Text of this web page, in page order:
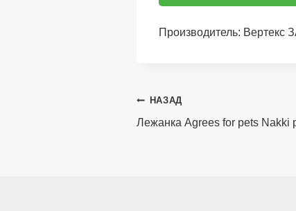
Производитель: Вертекс
Навигация
по
НАЗАД
Лежанка Agrees for pets Nakki